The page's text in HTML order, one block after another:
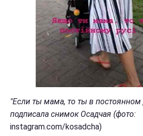
"Если ты мама, то ты в
подписала снимок Осадчая (фото:
instagram.com/kosadcha)